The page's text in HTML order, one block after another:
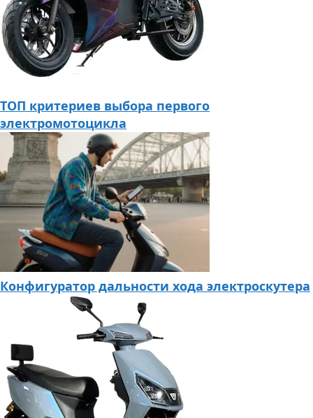
ТОП критериев выбора первого
электромотоцикла
Конфигуратор дальности хода электроскутера